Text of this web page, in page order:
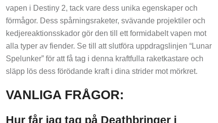
vapen i Destiny 2, tack vare dess unika egenskaper och
förmågor. Dess spårningsraketer, svävande projektiler och
kedjereaktionsskador gör den till ett formidabelt vapen mot
alla typer av fiender. Se till att slutföra uppdragslinjen “Lunar
Spelunker” för att få tag i denna kraftfulla raketkastare och
släpp lös dess förödande kraft i dina strider mot mörkret.
VANLIGA FRÅGOR:
Hur får jag tag på Deathbringer i